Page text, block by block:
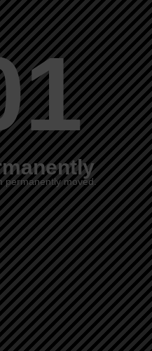
permanently moved.